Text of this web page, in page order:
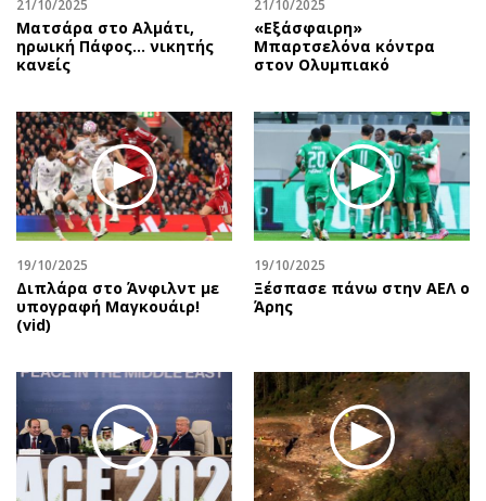
21/10/2025
Ματσάρα στο Αλμάτι,
ηρωική Πάφος… νικητής
κανείς
21/10/2025
«Εξάσφαιρη»
Μπαρτσελόνα κόντρα
στον Ολυμπιακό
19/10/2025
Διπλάρα στο Άνφιλντ με
υπογραφή Μαγκουάιρ!
(vid)
19/10/2025
Ξέσπασε πάνω στην ΑΕΛ ο
Άρης